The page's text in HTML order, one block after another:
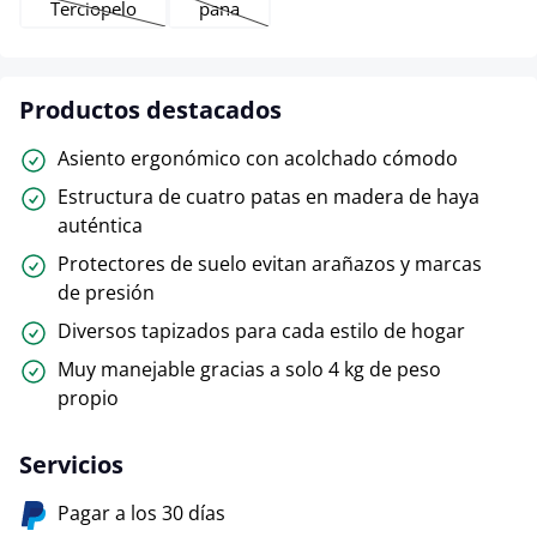
Terciopelo
(Esta opción no está disponible en este momento.)
pana
(Esta opción no está disponible en este
Productos destacados
Asiento ergonómico con acolchado cómodo
Estructura de cuatro patas en madera de haya
auténtica
Protectores de suelo evitan arañazos y marcas
de presión
Diversos tapizados para cada estilo de hogar
Muy manejable gracias a solo 4 kg de peso
propio
Servicios
Pagar a los 30 días